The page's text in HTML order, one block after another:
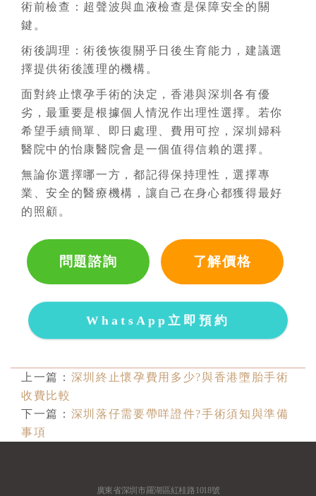
術前檢查：超聲波與血液檢查是保障安全的關
鍵。
術後調理：術後恢復關乎日後生育能力，建議選
擇提供術後護理的機構。
面對終止懷孕手術的決定，香港與深圳各有優
劣，最重要是根據個人情況作出理性選擇。若你
希望手續簡單、即日處理、費用可控，深圳婦科
醫院中的怡康醫院會是一個值得信賴的選擇。
無論你選擇哪一方，都記得保持理性，選擇專
業、安全的醫療機構，讓自己在身心都獲得最好
的照顧。
問題諮詢 了解價格
WhatsApp立即預約
上一篇： 深圳終止懷孕費用多少?與香港墮胎手術
收費比較
下一篇： 深圳落仔需要帶咩證件?手術須知與準備
事項
廣東省深圳市羅湖區紅桂路1018號